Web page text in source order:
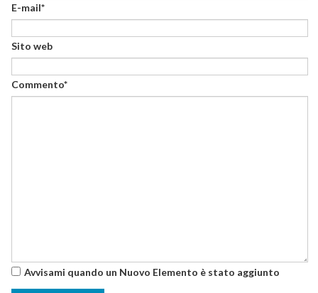
E-mail*
Sito web
Commento*
Avvisami quando un Nuovo Elemento è stato aggiunto